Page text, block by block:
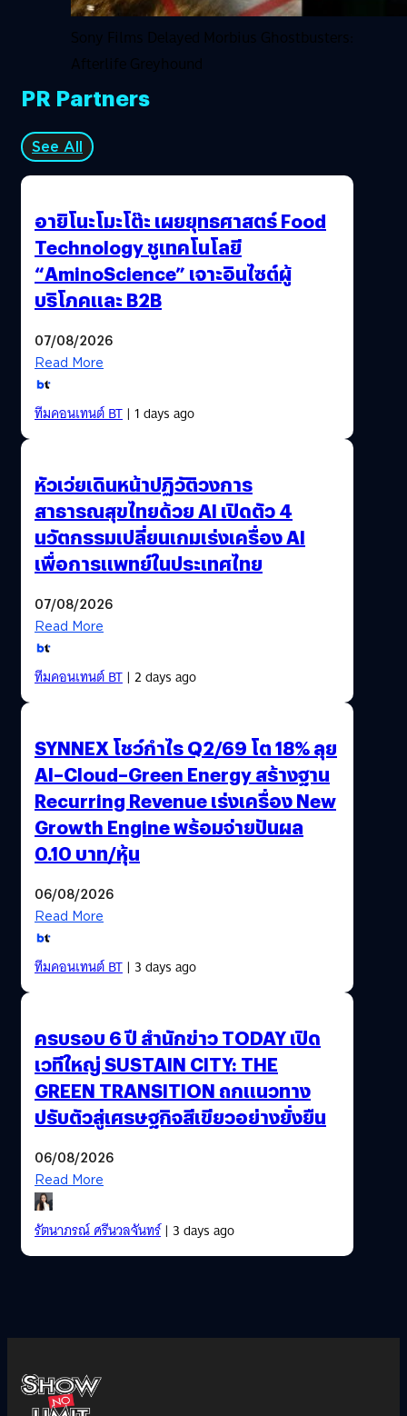
Sony Films Delayed Morbius Ghostbusters:
Afterlife Greyhound
PR Partners
See All
อายิโนะโมะโต๊ะ เผยยุทธศาสตร์ Food
Technology ชูเทคโนโลยี
“AminoScience” เจาะอินไซต์ผู้
บริโภคและ B2B
07/08/2026
Read More
ทีมคอนเทนต์ BT| 1 days ago
หัวเว่ยเดินหน้าปฏิวัติวงการ
สาธารณสุขไทยด้วย AI เปิดตัว 4
นวัตกรรมเปลี่ยนเกมเร่งเครื่อง AI
เพื่อการแพทย์ในประเทศไทย
07/08/2026
Read More
ทีมคอนเทนต์ BT| 2 days ago
SYNNEX โชว์กำไร Q2/69 โต 18% ลุย
AI–Cloud–Green Energy สร้างฐาน
Recurring Revenue เร่งเครื่อง New
Growth Engine พร้อมจ่ายปันผล
0.10 บาท/หุ้น
06/08/2026
Read More
ทีมคอนเทนต์ BT| 3 days ago
ครบรอบ 6 ปี สำนักข่าว TODAY เปิด
เวทีใหญ่ SUSTAIN CITY: THE
GREEN TRANSITION ถกแนวทาง
ปรับตัวสู่เศรษฐกิจสีเขียวอย่างยั่งยืน
06/08/2026
Read More
รัตนาภรณ์ ศรีนวลจันทร์| 3 days ago